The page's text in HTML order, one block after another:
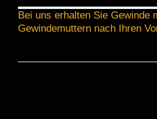
Bei uns erhalten Sie Gewinde
Gewindemuttern nach Ihren